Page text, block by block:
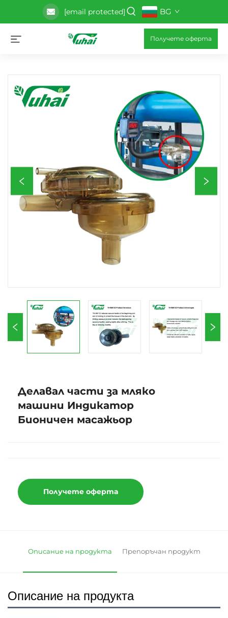
[email protected] BG
Получете оферта
Делавал части за мляко
машини Индикатор
Бионичен масажьор
Получете оферта
Описание на продукта Препоръчан продукт
Описание на продукта